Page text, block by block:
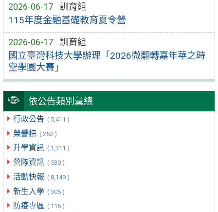
2026-06-17 訓育組
115年度金融基礎教育夏令營
2026-06-17 訓育組
國立臺灣科技大學辦理「2026微翻轉嘉年華之時
空學園大賽」
依公告類別彙總
行政公告 ( 5,411 )
榮譽榜 ( 253 )
升學資訊 ( 1,311 )
營隊資訊 ( 530 )
活動快報 ( 8,149 )
新生入學 ( 305 )
防疫專區 ( 116 )